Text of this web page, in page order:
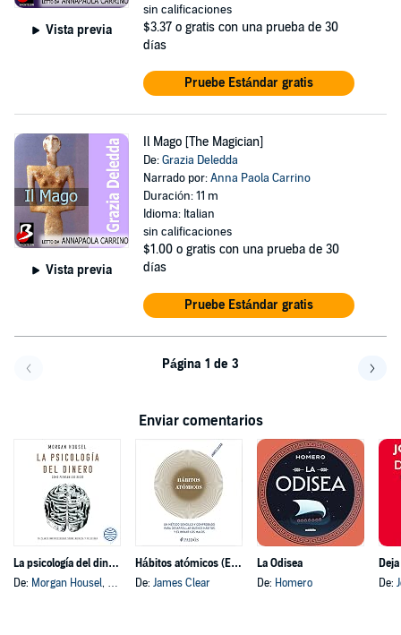
Vista previa
sin calificaciones
$3.37 o gratis con una prueba de 30
días
Pruebe Estándar gratis
Vista previa
Il Mago [The Magician]
De:Grazia Deledda
Narrado por:Anna Paola Carrino
Duración: 11 m
Idioma: Italian
sin calificaciones
$1.00 o gratis con una prueba de 30
días
Pruebe Estándar gratis
Página 1 de 3
Enviar comentarios
La psicología del dinero
De: Morgan Housel, y otros
Hábitos atómicos (Español neutro)
De: James Clear
La Odisea
De: Homero
De: